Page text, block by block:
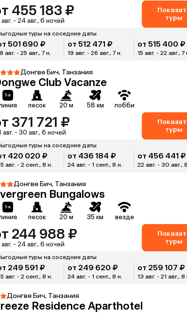
455 183 ₽
авг. - 24 авг., 6 ночей
туры
туры на соседние даты
501 690 ₽
авг. - 25 авг., 7 н.
от 512 471 ₽
19 авг. - 26 авг., 7 н.
от 515 400 ₽
15 авг. - 22 авг., 7
Донгве Бич, Танзания
Club Vacanze
песок 20 м 58 км лобби
371 721 ₽
авг. - 30 авг., 6 ночей
туры
туры на соседние даты
420 020 ₽
авг. - 2 сент., 8 н.
от 436 184 ₽
24 авг. - 1 сент., 8 н.
от 456 441 ₽
22 авг. - 30 авг.,
Донгве Бич, Танзания
Bungalows
песок 20 м 35 км везде
244 988 ₽
авг. - 24 авг., 6 ночей
туры
туры на соседние даты
249 591 ₽
авг. - 2 сент., 8 н.
от 249 620 ₽
24 авг. - 1 сент., 8 н.
от 259 107 ₽
13 авг. - 21 авг., 8
Донгве Бич, Танзания
Residence Aparthotel